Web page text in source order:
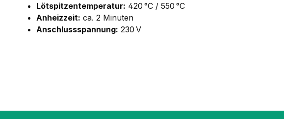
Lötspitzentemperatur: 420 °C / 550 °C
Anheizzeit: ca. 2 Minuten
Anschlussspannung: 230 V